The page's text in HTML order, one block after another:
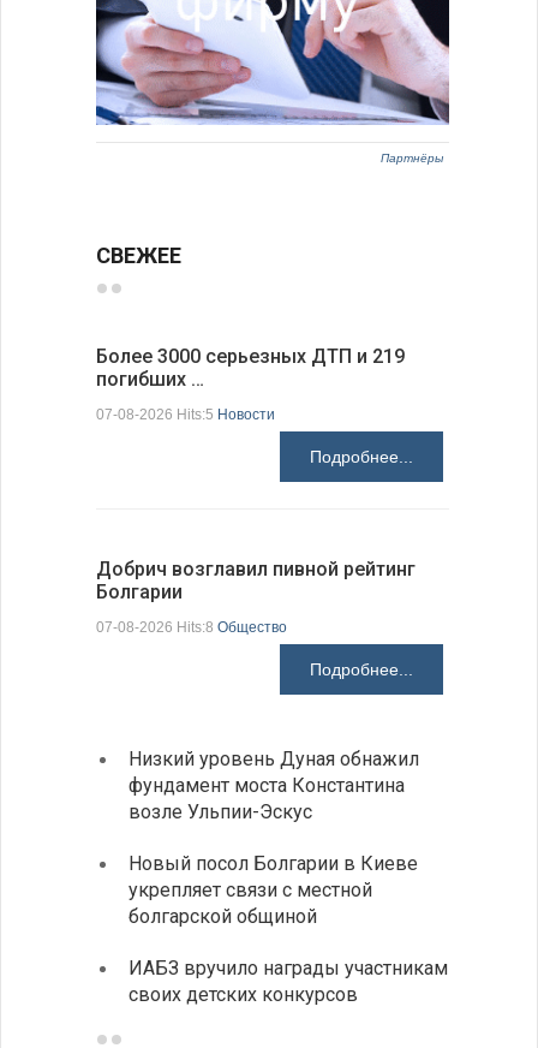
Партнёры
СВЕЖЕЕ
Более 3000 серьезных ДТП и 219
погибших …
07-08-2026 Hits:5 Новости
Подробнее...
Добрич возглавил пивной рейтинг
Болгарии
07-08-2026 Hits:8 Общество
Подробнее...
Низкий уровень Дуная обнажил
фундамент моста Константина
возле Ульпии-Эскус
Новый посол Болгарии в Киеве
укрепляет связи с местной
болгарской общиной
ИАБЗ вручило награды участникам
своих детских конкурсов